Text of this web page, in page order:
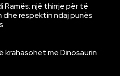
Ramës: një thirrje për të
respektin ndaj punës
krahasohet me Dinosaurin